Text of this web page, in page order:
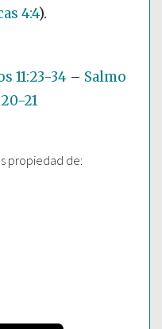
4:4).
11:23-34 – Salmo
21
propiedad de: